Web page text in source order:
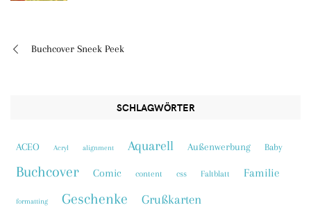
Beitragsnavigation
Buchcover Sneek Peek
SCHLAGWÖRTER
ACEO Acryl alignment Aquarell Außenwerbung Baby
Buchcover Comic content css Faltblatt Familie
formatting Geschenke Grußkarten